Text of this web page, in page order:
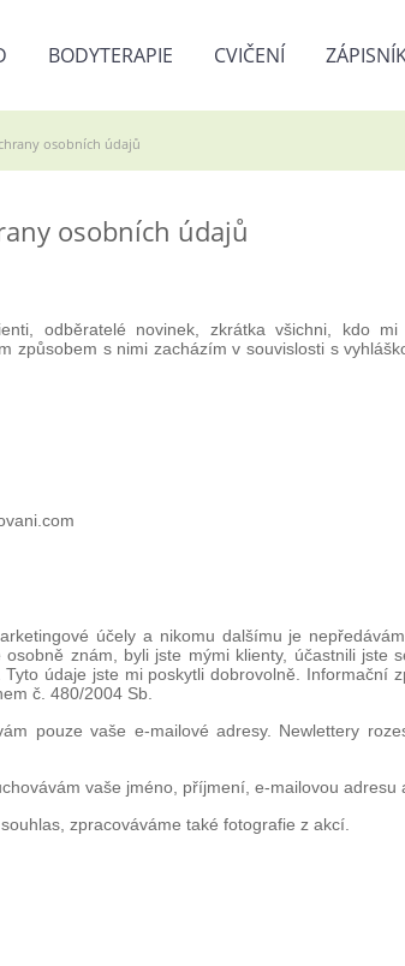
BODYTERAPIE CVIČENÍ
osobních údajů
osobních údajů
odběratelé novinek, zkrátka všichni, kdo
způsobem s nimi zacházím v souvislosti s
účely a nikomu dalšímu je
znám, byli jste mými klienty, účastnili jste
údaje jste mi poskytli dobrovolně. Informační
č. 480/2004 Sb.
pouze vaše e-mailové adresy. Newlettery
vaše jméno, příjmení, e-mailovou adresu
zpracováváme také fotografie z akcí.